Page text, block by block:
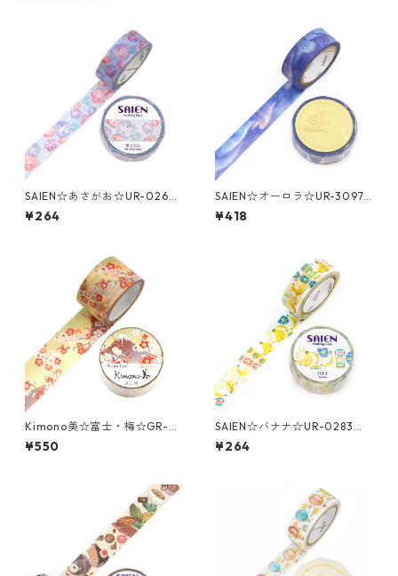
SAIEN☆あさがお☆UR-0268
☆マスキングテープ
¥264
SAIEN☆オーロラ☆UR-3097
☆金箔☆マスキングテープ
¥418
Kimono美☆富士・梅☆GR-2
070☆金箔☆マスキングテー
プ☆25mm
¥550
SAIEN☆バナナ☆UR-0283☆
マスキングテープ
¥264